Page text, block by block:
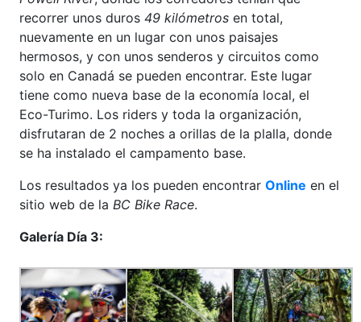
recorrer unos duros 49 kilómetros en total,
nuevamente en un lugar con unos paisajes
hermosos, y con unos senderos y circuitos como
solo en Canadá se pueden encontrar. Este lugar
tiene como nueva base de la economía local, el
Eco-Turimo. Los riders y toda la organización,
disfrutaran de 2 noches a orillas de la plalla, donde
se ha instalado el campamento base.
Los resultados ya los pueden encontrar Online en el
sitio web de la BC Bike Race.
Galería Día 3: